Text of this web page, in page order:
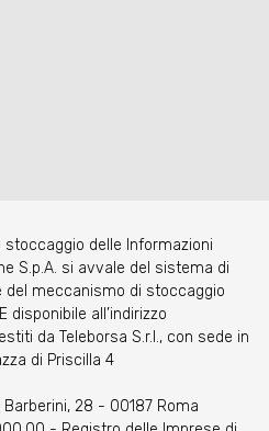
delle Informazioni
S.p.A. si avvale del sistema di
del meccanismo di stoccaggio
disponibile all’indirizzo
da Teleborsa S.r.l., con sede in
di Priscilla 4
28 - 00187 Roma